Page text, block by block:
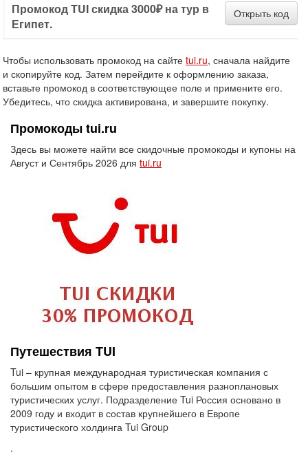
Промокод TUI скидка 3000₽ на тур в
Египет.
Открыть код
Чтобы использовать промокод на сайте tui.ru, сначала найдите
и скопируйте код. Затем перейдите к оформлению заказа,
вставьте промокод в соответствующее поле и примените его.
Убедитесь, что скидка активирована, и завершите покупку.
Промокоды tui.ru
Здесь вы можете найти все скидочные промокоды и купоны на
Август и Сентябрь 2026 для tui.ru
Путешествия TUI
Tui – крупная международная туристическая компания с
большим опытом в сфере предоставления разноплановых
туристических услуг. Подразделение Tui Россия основано в
2009 году и входит в состав крупнейшего в Европе
туристического холдинга Tui Group
.